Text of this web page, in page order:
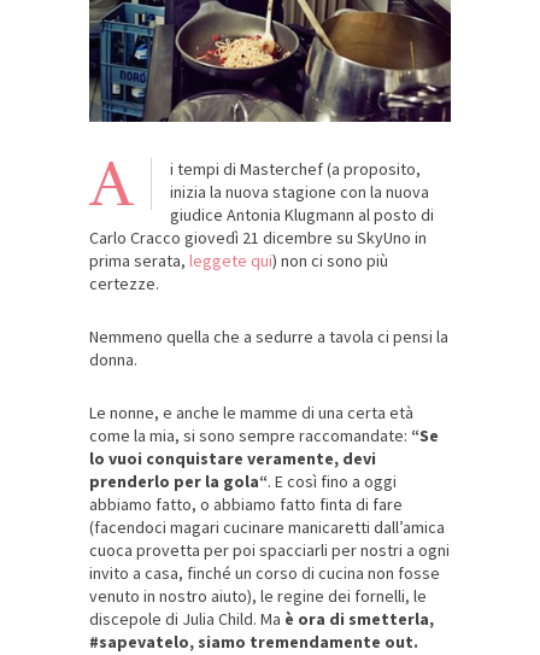
A
i tempi di Masterchef (a proposito,
inizia la nuova stagione con la nuova
giudice Antonia Klugmann al posto di
Carlo Cracco giovedì 21 dicembre su SkyUno in
prima serata, leggete qui) non ci sono più
certezze.
Nemmeno quella che a sedurre a tavola ci pensi la
donna.
Le nonne, e anche le mamme di una certa età
come la mia, si sono sempre raccomandate: “Se
lo vuoi conquistare veramente, devi
prenderlo per la gola“. E così fino a oggi
abbiamo fatto, o abbiamo fatto finta di fare
(facendoci magari cucinare manicaretti dall’amica
cuoca provetta per poi spacciarli per nostri a ogni
invito a casa, finché un corso di cucina non fosse
venuto in nostro aiuto), le regine dei fornelli, le
discepole di Julia Child. Ma è ora di smetterla,
#sapevatelo, siamo tremendamente out.